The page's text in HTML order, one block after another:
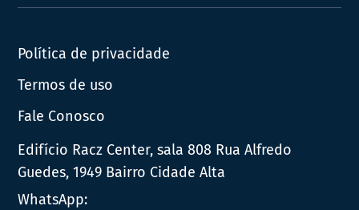
Política de privacidade
Termos de uso
Fale Conosco
Edifício Racz Center, sala 808 Rua Alfredo
Guedes, 1949 Bairro Cidade Alta
WhatsApp: